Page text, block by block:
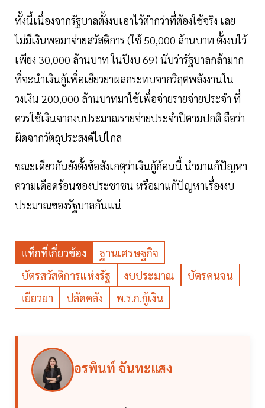
ทั้งนี้เนื่องจากรัฐบาลตั้งงบเอาไว้ต่ำกว่าที่ต้องใช้จริง เลย
ไม่มีเงินพอมาจ่ายสวัสดิการ (ใช้ 50,000 ล้านบาท ตั้งงบไว้
เพียง 30,000 ล้านบาท ในปีงบ 69) นับว่ารัฐบาลกล้ามาก
ที่จะนำเงินกู้เพื่อเยียวยาผลกระทบจากวิฤตพลังงานใน
วงเงิน 200,000 ล้านบาทมาใช้เพื่อจ่ายรายจ่ายประจำ ที่
ควรใช้เงินจากงบประมาณรายจ่ายประจำปีตามปกติ ถือว่า
ผิดจากวัตถุประสงค์ไปไกล
ขณะเดียวกันยังตั้งข้อสังเกตุว่าเงินกู้ก้อนนี้ นำมาแก้ปัญหา
ความเดือดร้อนของประชาชน หรือมาแก้ปัญหาเรื่องงบ
ประมาณของรัฐบาลกันแน่
แท็กที่เกี่ยวข้อง
ฐานเศรษฐกิจ
บัตรสวัสดิการแห่งรัฐ
งบประมาณ
บัตรคนจน
เยียวยา
ปลัดคลัง พ.ร.ก.กู้เงิน
อรพินท์ จันทะแสง